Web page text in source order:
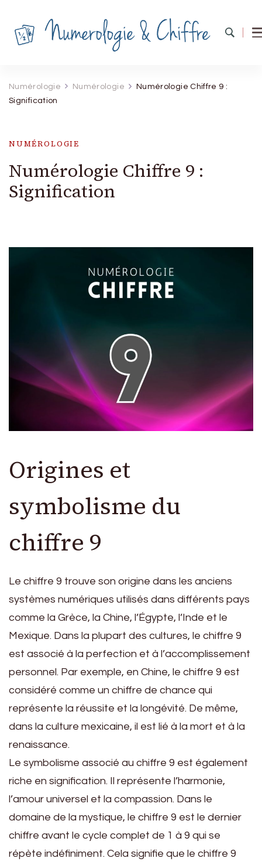
Numérologie Numérologie
Numérologie Chiffre 9 :
Signification
NUMÉROLOGIE
Numérologie Chiffre 9 :
Signification
Origines et
symbolisme du
chiffre 9
Le chiffre 9 trouve son origine dans les anciens
systèmes numériques utilisés dans différents pays
comme la Grèce, la Chine, l’Égypte, l’Inde et le
Mexique. Dans la plupart des cultures, le chiffre 9
est associé à la perfection et à l’accomplissement
personnel. Par exemple, en Chine, le chiffre 9 est
considéré comme un chiffre de chance qui
représente la réussite et la longévité. De même,
dans la culture mexicaine, il est lié à la mort et à la
renaissance.
Le symbolisme associé au chiffre 9 est également
riche en signification. Il représente l’harmonie,
l’amour universel et la compassion. Dans le
domaine de la mystique, le chiffre 9 est le dernier
chiffre avant le cycle complet de 1 à 9 qui se
répète indéfiniment. Cela signifie que le chiffre 9